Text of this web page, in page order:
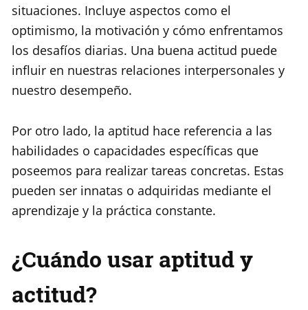
situaciones. Incluye aspectos como el
optimismo, la motivación y cómo enfrentamos
los desafíos diarias. Una buena actitud puede
influir en nuestras relaciones interpersonales y
nuestro desempeño.
Por otro lado, la aptitud hace referencia a las
habilidades o capacidades específicas que
poseemos para realizar tareas concretas. Estas
pueden ser innatas o adquiridas mediante el
aprendizaje y la práctica constante.
¿Cuándo usar aptitud y
actitud?